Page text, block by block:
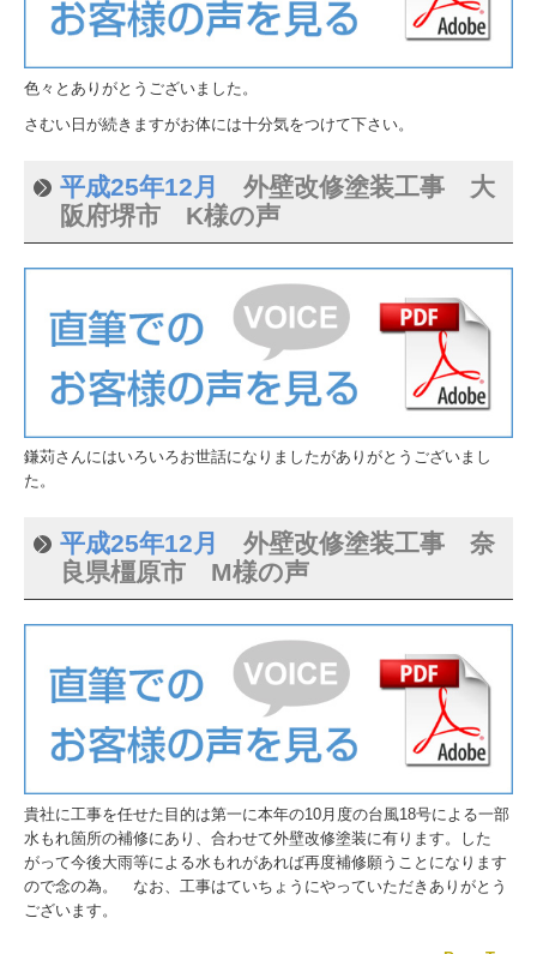
色々とありがとうございました。
さむい日が続きますがお体には十分気をつけて下さい。
平成25年12月 外壁改修塗装工事 大
阪府堺市 K様の声
鎌苅さんにはいろいろお世話になりましたがありがとうございまし
た。
平成25年12月 外壁改修塗装工事 奈
良県橿原市 M様の声
貴社に工事を任せた目的は第一に本年の10月度の台風18号による一部
水もれ箇所の補修にあり、合わせて外壁改修塗装に有ります。した
がって今後大雨等による水もれがあれば再度補修願うことになります
ので念の為。 なお、工事はていちょうにやっていただきありがとう
ございます。